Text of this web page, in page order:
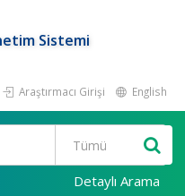
Sistemi
Araştırmacı Girişi English
Detaylı Arama